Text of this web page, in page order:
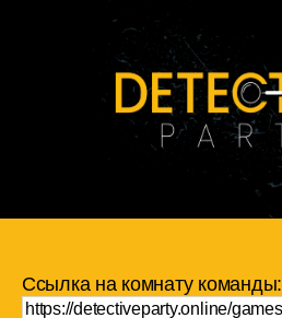
Ссылка на комнату команды: